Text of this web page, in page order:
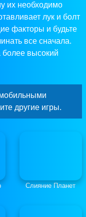
их необходимо
лук и болт
факторы и будьте
все сначала.
высокий
другие игры.
Слияние Планет